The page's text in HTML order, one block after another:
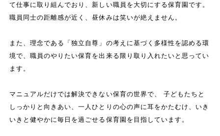
て仕事に取り組んでおり、新しい職員を大切にする保育園です。
職員同士の距離感が近く、昼休みは笑いが絶えません。
また、理念である「独立自尊」の考えに基づく多様性を認める環
境で、職員のやりたい保育を出来る限り取り入れたいと思ってい
ます。
マニュアルだけでは解決できない保育の世界で、 子どもたちと
しっかりと向きあい、一人ひとりの心の声に耳をかたむけ、いき
いきと健やかに毎日を過ごせる保育園を目指しています。